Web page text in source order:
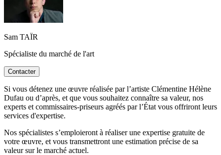
Sam TAÏR
Spécialiste du marché de l'art
Contacter
Si vous détenez une œuvre réalisée par l’artiste Clémentine Hélène
Dufau ou d’après, et que vous souhaitez connaître sa valeur, nos
experts et commissaires-priseurs agréés par l’État vous offriront leurs
services d'expertise.
Nos spécialistes s’emploieront à réaliser une expertise gratuite de
votre œuvre, et vous transmettront une estimation précise de sa
valeur sur le marché actuel.